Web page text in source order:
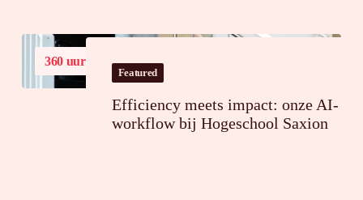
360 uurtijdsbesparing op jaarbasis
Featured
Efficiency meets impact: onze AI-
workflow bij Hogeschool Saxion